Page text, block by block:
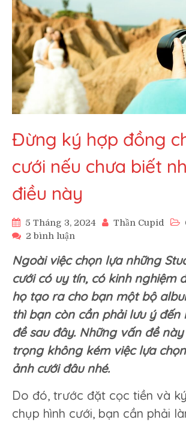
Đừng ký hợp đồng
cưới nếu chưa biết
điều này
5 Tháng 3, 2024 Thần Cupid
2 bình luận
ký
hợp
đồng
chụp
hình
nếu
chưa
những
này
Ngoài việc chọn lựa những
cưới có uy tín, có kinh nghiệm
họ tạo ra cho bạn một bộ
thì bạn còn cần phải lưu ý đến
đề sau đây. Những vấn đề
trọng không kém việc lựa
ảnh cưới đâu nhé.
Do đó, trước đặt cọc tiền và
chụp hình cưới, bạn cần phải